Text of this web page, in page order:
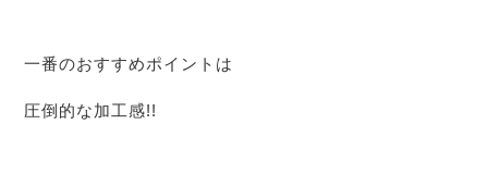
一番のおすすめポイントは
圧倒的な加工感!!